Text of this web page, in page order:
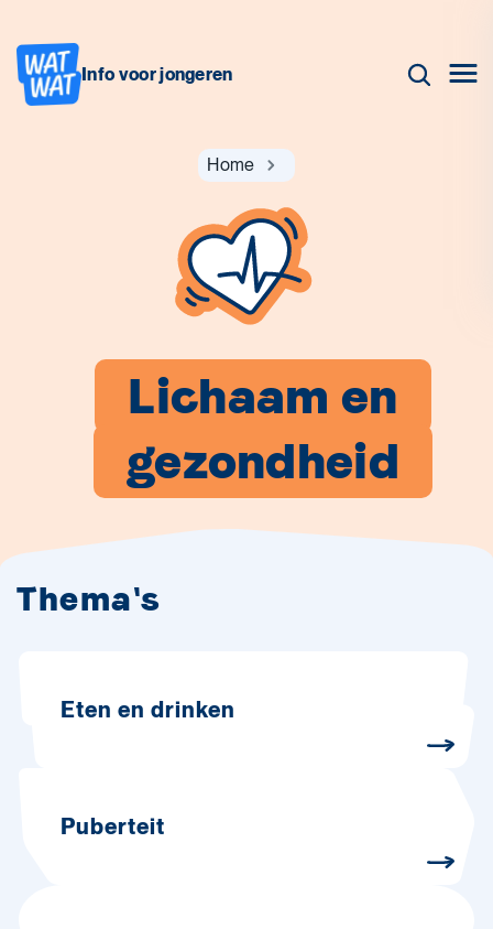
Info voor jongeren
Home
Lichaam en
gezondheid
Thema's
Eten en drinken
Puberteit